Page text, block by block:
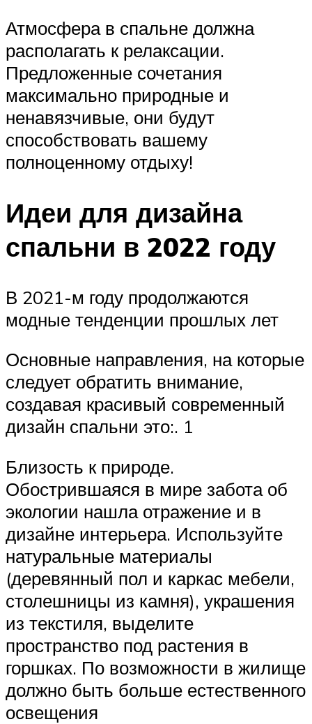
Атмосфера в спальне должна
располагать к релаксации.
Предложенные сочетания
максимально природные и
ненавязчивые, они будут
способствовать вашему
полноценному отдыху!
Идеи для дизайна
спальни в 2022 году
В 2021-м году продолжаются
модные тенденции прошлых лет
Основные направления, на которые
следует обратить внимание,
создавая красивый современный
дизайн спальни это:. 1
Близость к природе.
Обострившаяся в мире забота об
экологии нашла отражение и в
дизайне интерьера. Используйте
натуральные материалы
(деревянный пол и каркас мебели,
столешницы из камня), украшения
из текстиля, выделите
пространство под растения в
горшках. По возможности в жилище
должно быть больше естественного
освещения